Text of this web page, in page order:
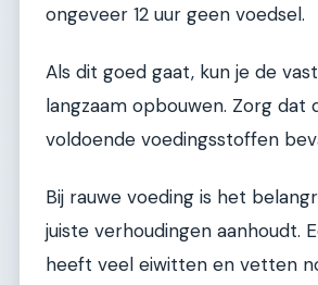
ongeveer 12 uur geen voedsel.
Als dit goed gaat, kun je de
langzaam opbouwen. Zorg dat
voldoende voedingsstoffen
Bij rauwe voeding is het
juiste verhoudingen aanhoudt.
heeft veel eiwitten en vetten